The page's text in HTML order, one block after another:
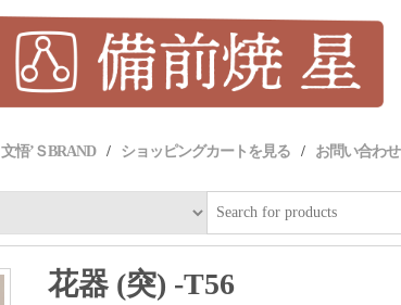
文悟’ＳBRAND ショッピングカートを見る お問い合わせ
花器 (突) -T56